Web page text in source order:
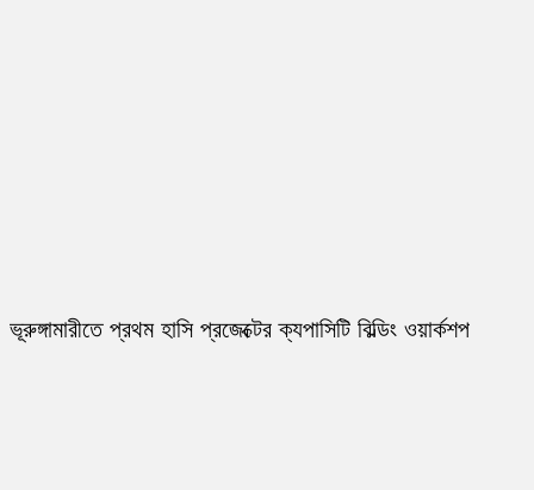
ভূরুঙ্গামারীতে প্রথম হাসি প্রজেক্টের ক্যপাসিটি বিল্ডিং ওয়ার্কশপ